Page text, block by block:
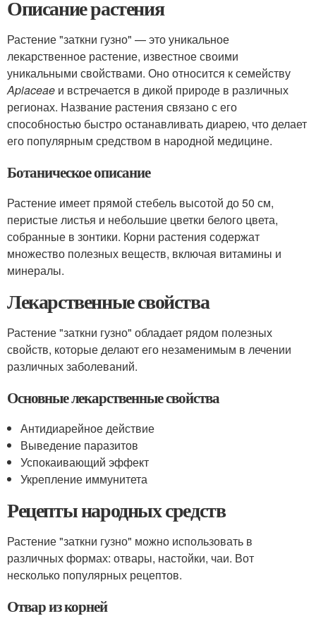
Описание растения
Растение "заткни гузно" — это уникальное
лекарственное растение, известное своими
уникальными свойствами. Оно относится к семейству
Apiaceae и встречается в дикой природе в различных
регионах. Название растения связано с его
способностью быстро останавливать диарею, что делает
его популярным средством в народной медицине.
Ботаническое описание
Растение имеет прямой стебель высотой до 50 см,
перистые листья и небольшие цветки белого цвета,
собранные в зонтики. Корни растения содержат
множество полезных веществ, включая витамины и
минералы.
Лекарственные свойства
Растение "заткни гузно" обладает рядом полезных
свойств, которые делают его незаменимым в лечении
различных заболеваний.
Основные лекарственные свойства
Антидиарейное действие
Выведение паразитов
Успокаивающий эффект
Укрепление иммунитета
Рецепты народных средств
Растение "заткни гузно" можно использовать в
различных формах: отвары, настойки, чаи. Вот
несколько популярных рецептов.
Отвар из корней